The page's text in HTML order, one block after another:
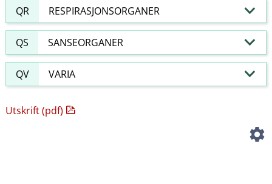
QR RESPIRASJONSORGANER
QS SANSEORGANER
QV VARIA
Utskrift (pdf)